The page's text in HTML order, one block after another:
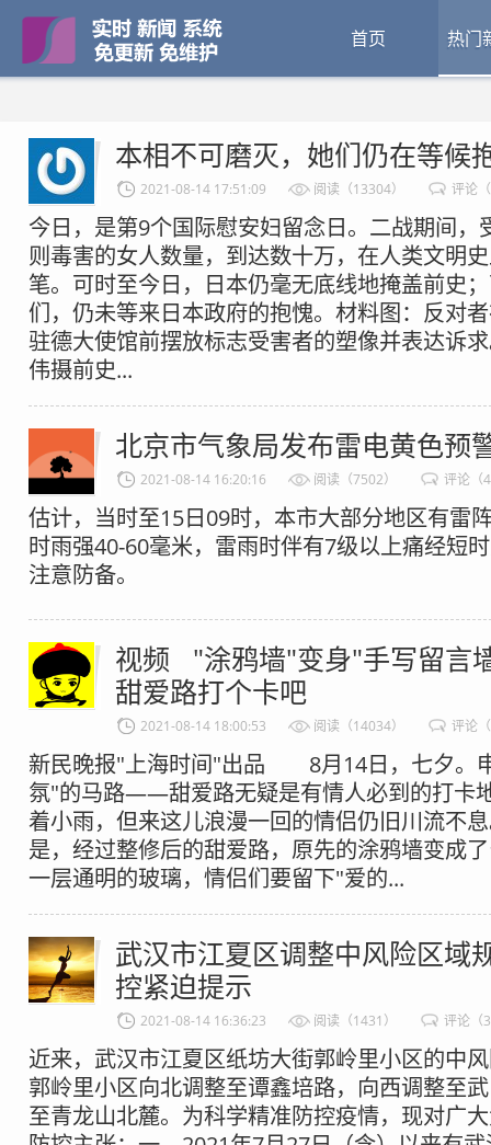
首页 热门
本相不可磨灭，她们仍在等候
2021-08-14 17:51:09 阅读（13304） 评论
今日，是第9个国际慰安妇留念日。二战期间，
则毒害的女人数量，到达数十万，在人类文明
笔。可时至今日，日本仍毫无底线地掩盖前史
们，仍未等来日本政府的抱愧。材料图：反对
驻德大使馆前摆放标志受害者的塑像并表达诉
伟摄前史...
北京市气象局发布雷电黄色预
2021-08-14 16:20:16 阅读（7502） 评论（
估计，当时至15日09时，本市大部分地区有雷
时雨强40-60毫米，雷雨时伴有7级以上痛经短
注意防备。
视频 "涂鸦墙"变身"手写留言
甜爱路打个卡吧
2021-08-14 18:00:53 阅读（14034） 评论
新民晚报"上海时间"出品 8月14日，七夕。
氛"的马路——甜爱路无疑是有情人必到的打卡
着小雨，但来这儿浪漫一回的情侣仍旧川流
是，经过整修后的甜爱路，原先的涂鸦墙变成
一层通明的玻璃，情侣们要留下"爱的...
武汉市江夏区调整中风险区域
控紧迫提示
2021-08-14 16:36:23 阅读（1431） 评论（
近来，武汉市江夏区纸坊大街郭岭里小区的中
郭岭里小区向北调整至谭鑫培路，向西调整至
至青龙山北麓。为科学精准防控疫情，现对广